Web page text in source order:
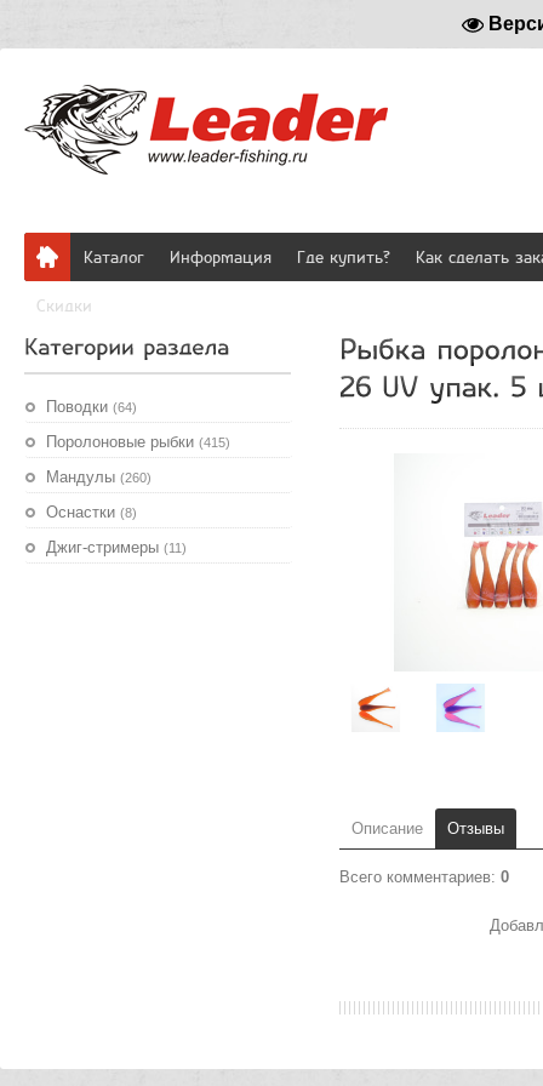
Каталог Информация Где купить? Как сделать
Скидки
Поводки (64)
Поролоновые рыбки (415)
Мандулы (260)
Оснастки (8)
Джиг-стримеры (11)
Описание Отзывы
Всего комментариев: 0